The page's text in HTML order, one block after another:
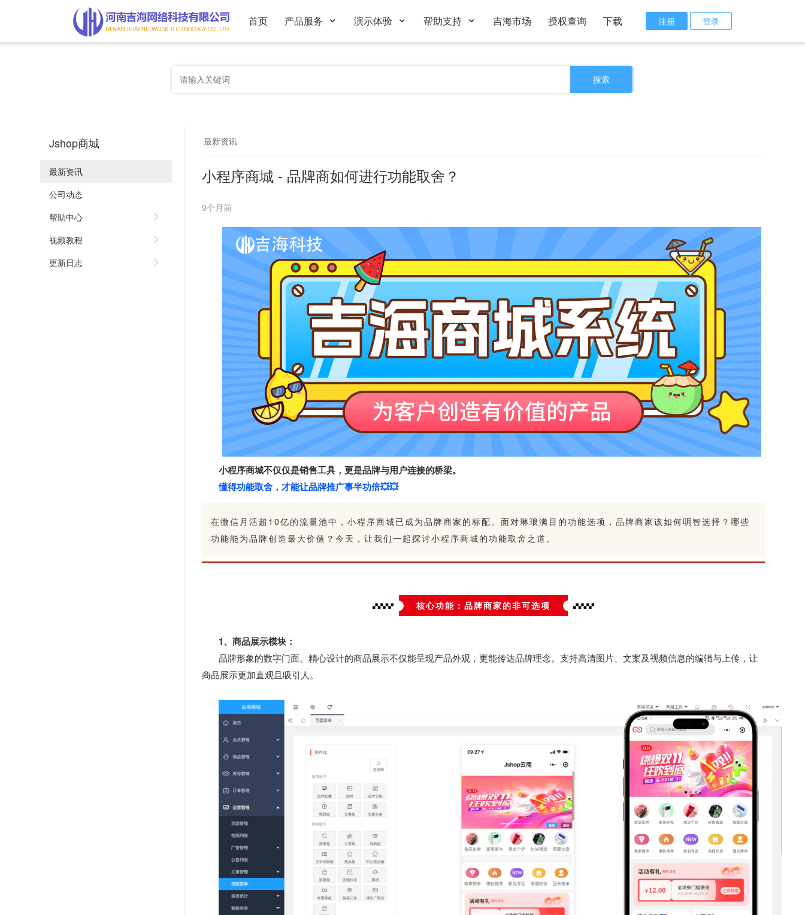
首页 产品服务 演示体验 帮助支持 吉海市场 授权查询 下载 注册 登录
搜索
Jshop商城
最新资讯
公司动态
帮助中心
视频教程
更新日志
最新资讯
小程序商城 - 品牌商如何进行功能取舍？
9个月前
小程序商城不仅仅是销售工具，更是品牌与用户连接的桥梁。
懂得功能取舍，才能让品牌推广事半功倍💥💥
在微信月活超10亿的流量池中，小程序商城已成为品牌商家的标配。面对琳琅满目的功能选项，品牌商家该如何明智选择？哪些
功能能为品牌创造最大价值？今天，让我们一起探讨小程序商城的功能取舍之道。
核心功能：品牌商家的非可选项
1、商品展示模块：
品牌形象的数字门面。精心设计的商品展示不仅能呈现产品外观，更能传达品牌理念。支持高清图片、文案及视频信息的编辑与上传，让
商品展示更加直观且吸引人。